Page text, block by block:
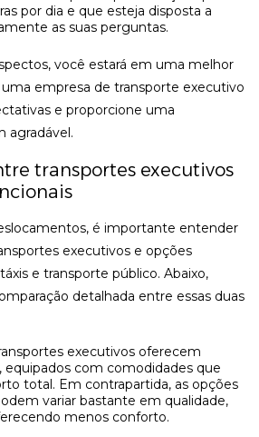
por dia e que esteja disposta a
as suas perguntas.
você estará em uma melhor
empresa de transporte executivo
e proporcione uma
agradável.
transportes executivos
é importante entender
executivos e opções
e transporte público. Abaixo,
detalhada entre essas duas
executivos oferecem
equipados com comodidades que
total. Em contrapartida, as opções
variar bastante em qualidade,
menos conforto.